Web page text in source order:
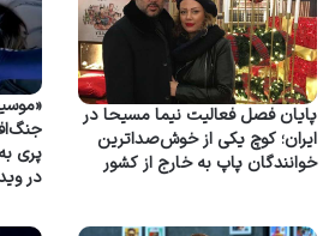
پایان فصل فعالیت نیما مسیحا در
ایران؛ کوچ یکی از خوش‌صداترین
خوانندگان پاپ به خارج از کشور
پری
در